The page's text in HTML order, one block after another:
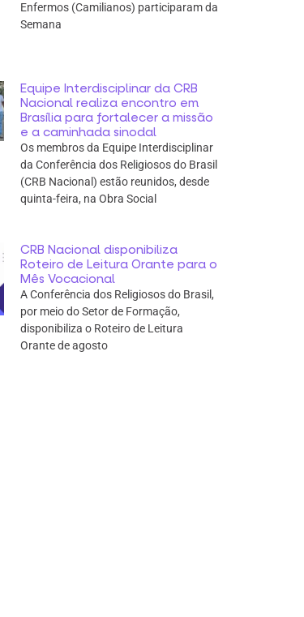
Enfermos (Camilianos) participaram da
Semana
Equipe Interdisciplinar da CRB
Nacional realiza encontro em
Brasília para fortalecer a missão
e a caminhada sinodal
Os membros da Equipe Interdisciplinar
da Conferência dos Religiosos do Brasil
(CRB Nacional) estão reunidos, desde
quinta-feira, na Obra Social
CRB Nacional disponibiliza
Roteiro de Leitura Orante para o
Mês Vocacional
A Conferência dos Religiosos do Brasil,
por meio do Setor de Formação,
disponibiliza o Roteiro de Leitura
Orante de agosto